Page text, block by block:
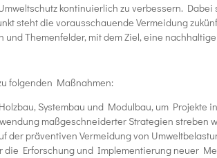
kontinuierlich zu verbessern.
steht die vorausschauende Vermeidung
Themenfelder, mit dem Ziel, eine
folgenden Maßnahmen:
Systembau und Modulbau, um Projekte
maßgeschneiderter Strategien
der präventiven Vermeidung von
die Erforschung und Implementierung neuer